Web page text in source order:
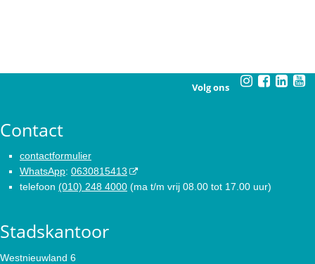
Volg ons
Contact
contactformulier
WhatsApp: 0630815413
telefoon (010) 248 4000 (ma t/m vrij 08.00 tot 17.00 uur)
Stadskantoor
Westnieuwland 6